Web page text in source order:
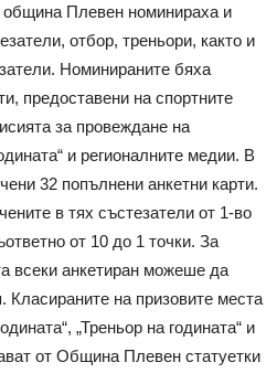
община Плевен номинираха и
отбор, треньори, както и
Номинираните бяха
предоставени на спортните
за провеждане на
и регионалните медии. В
32 попълнени анкетни карти.
в тях състезатели от 1-во
от 10 до 1 точки. За
всеки анкетиран можеше да
Класираните на призовите места
„Треньор на годината“ и
от Община Плевен статуетки